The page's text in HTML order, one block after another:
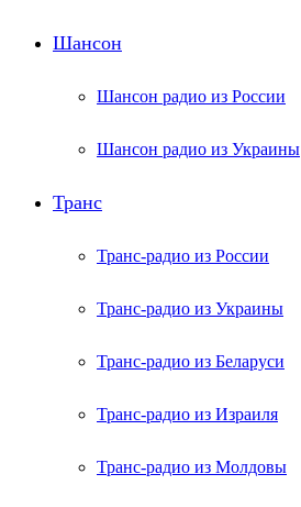
Шансон
Шансон радио из России
Шансон радио из Украины
Транс
Транс-радио из России
Транс-радио из Украины
Транс-радио из Беларуси
Транс-радио из Израиля
Транс-радио из Молдовы